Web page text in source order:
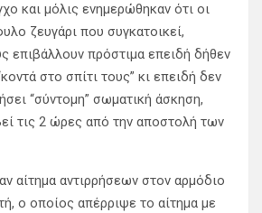
και μόλις ενημερώθηκαν ότι οι
ζευγάρι που συγκατοικεί,
επιβάλλουν πρόστιμα επειδή δήθεν
στο σπίτι τους” κι επειδή δεν
“σύντομη” σωματική άσκηση,
τις 2 ώρες από την αποστολή των
αίτημα αντιρρήσεων στον αρμόδιο
ο οποίος απέρριψε το αίτημα με